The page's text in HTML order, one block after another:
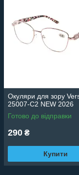
Окуляри для зору
25007-C2 NEW 2026
Готово до відправки
290 ₴
Купити